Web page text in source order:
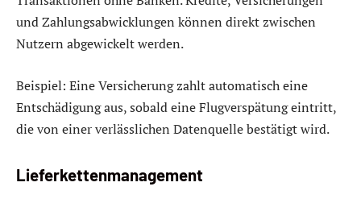
und Zahlungsabwicklungen können direkt zwischen
Nutzern abgewickelt werden.
Beispiel: Eine Versicherung zahlt automatisch eine
Entschädigung aus, sobald eine Flugverspätung eintritt,
die von einer verlässlichen Datenquelle bestätigt wird.
Lieferkettenmanagement